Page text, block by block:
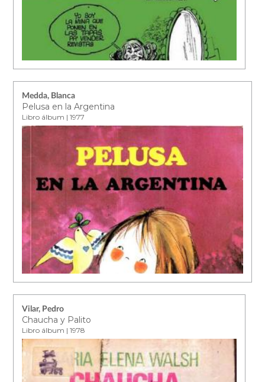
Medda, Blanca
Pelusa en la Argentina
Libro álbum | 1977
Vilar, Pedro
Chaucha y Palito
Libro álbum | 1978